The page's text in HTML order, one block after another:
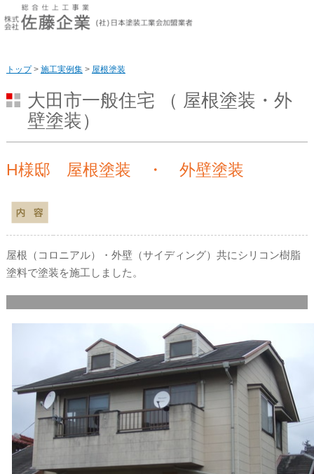
トップ> 施工実例集> 屋根塗装
大田市一般住宅 （ 屋根塗装・外
壁塗装）
H様邸 屋根塗装 ・ 外壁塗装
屋根（コロニアル）・外壁（サイディング）共にシリコン樹脂
塗料で塗装を施工しました。